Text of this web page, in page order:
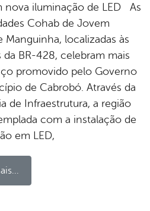
nova iluminação de LED As
Cohab de Jovem
Manguinha, localizadas às
da BR-428, celebram mais
promovido pelo Governo
de Cabrobó. Através da
de Infraestrutura, a região
com a instalação de
em LED,